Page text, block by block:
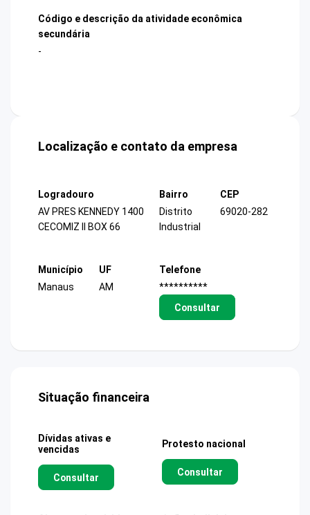
Código e descrição da atividade econômica
secundária
-
Localização e contato da empresa
Logradouro
AV PRES KENNEDY 1400
CECOMIZ II BOX 66
Bairro
Distrito
Industrial
CEP
69020-282
Município
Manaus
UF
AM
Telefone
**********
Consultar
Situação financeira
Dívidas ativas e
vencidas
Consultar
Protesto nacional
Consultar